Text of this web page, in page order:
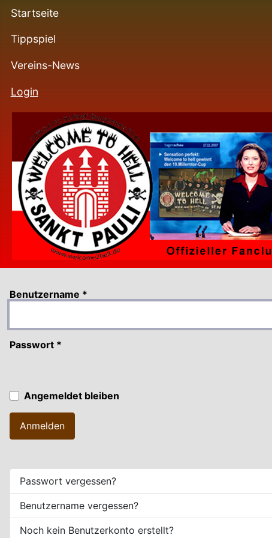
Startseite
Tippspiel
Vereins-News
Login
Benutzername *
Passwort *
Angemeldet bleiben
Anmelden
Passwort vergessen?
Benutzername vergessen?
Noch kein Benutzerkonto erstellt?